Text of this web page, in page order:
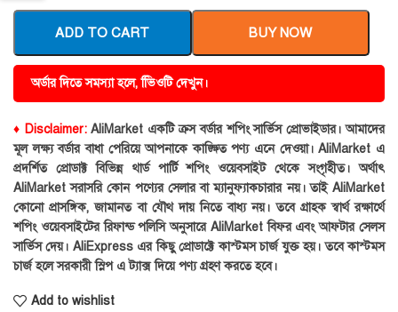
ADD TO CART BUY NOW
অর্ডার দিতে সমস্যা হলে, ভিিওটি দেখুন।
♦ Disclaimer:AliMarket একটি ক্রস বর্ডার শপিং সার্ভিস প্রোভাইডার। আমাদের
মূল লক্ষ্য বর্ডার বাধা পেরিয়ে আপনাকে কাঙ্ক্ষিত পণ্য এনে দেওয়া। AliMarket এ
প্রদর্শিত প্রোডাক্ট বিভিন্ন থার্ড পার্টি শপিং ওয়েবসাইট থেকে সংগৃহীত। অর্থাৎ
AliMarket সরাসরি কোন পণ্যের সেলার বা ম্যানুফ্যাকচারার নয়। তাই AliMarket
কোনো প্রাসঙ্গিক, জামানত বা যৌথ দায় নিতে বাধ্য নয়। তবে গ্রাহক স্বার্থ রক্ষার্থে
শপিং ওয়েবসাইটের রিফান্ড পলিসি অনুসারে AliMarket বিফর এবং আফটার সেলস
সার্ভিস দেয়। AliExpress এর কিছু প্রোডাক্টে কাস্টমস চার্জ যুক্ত হয়। তবে কাস্টমস
চার্জ হলে সরকারী স্লিপ এ ট্যাক্স দিয়ে পণ্য গ্রহণ করতে হবে।
Add to wishlist